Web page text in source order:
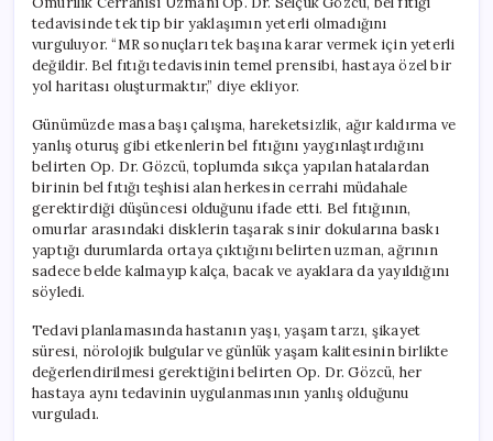
tedavisinde tek tip bir yaklaşımın yeterli olmadığını
vurguluyor. “MR sonuçları tek başına karar vermek için yeterli
değildir. Bel fıtığı tedavisinin temel prensibi, hastaya özel bir
yol haritası oluşturmaktır,” diye ekliyor.
Günümüzde masa başı çalışma, hareketsizlik, ağır kaldırma ve
yanlış oturuş gibi etkenlerin bel fıtığını yaygınlaştırdığını
belirten Op. Dr. Gözcü, toplumda sıkça yapılan hatalardan
birinin bel fıtığı teşhisi alan herkesin cerrahi müdahale
gerektirdiği düşüncesi olduğunu ifade etti. Bel fıtığının,
omurlar arasındaki disklerin taşarak sinir dokularına baskı
yaptığı durumlarda ortaya çıktığını belirten uzman, ağrının
sadece belde kalmayıp kalça, bacak ve ayaklara da yayıldığını
söyledi.
Tedavi planlamasında hastanın yaşı, yaşam tarzı, şikayet
süresi, nörolojik bulgular ve günlük yaşam kalitesinin birlikte
değerlendirilmesi gerektiğini belirten Op. Dr. Gözcü, her
hastaya aynı tedavinin uygulanmasının yanlış olduğunu
vurguladı.